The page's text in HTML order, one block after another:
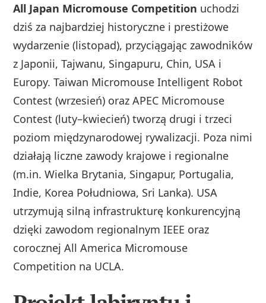
All Japan Micromouse Competition uchodzi
dziś za najbardziej historyczne i prestiżowe
wydarzenie (listopad), przyciągając zawodników
z Japonii, Tajwanu, Singapuru, Chin, USA i
Europy. Taiwan Micromouse Intelligent Robot
Contest (wrzesień) oraz APEC Micromouse
Contest (luty–kwiecień) tworzą drugi i trzeci
poziom międzynarodowej rywalizacji. Poza nimi
działają liczne zawody krajowe i regionalne
(m.in. Wielka Brytania, Singapur, Portugalia,
Indie, Korea Południowa, Sri Lanka). USA
utrzymują silną infrastrukturę konkurencyjną
dzięki zawodom regionalnym IEEE oraz
corocznej All America Micromouse
Competition na UCLA.